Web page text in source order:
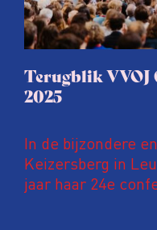
Terugblik VVOJ
2025
In de bijzondere
Keizersberg in
jaar haar 24e